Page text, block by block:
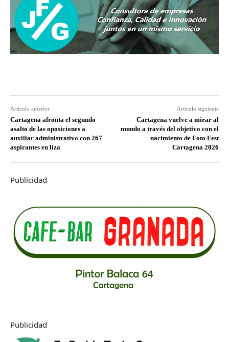
Artículo anterior
Cartagena afronta el segundo
asalto de las oposiciones a
auxiliar administrativo con 267
aspirantes en liza
Artículo siguiente
Cartagena vuelve a mirar al
mundo a través del objetivo con el
nacimiento de Foto Fest
Cartagena 2026
Publicidad
Publicidad